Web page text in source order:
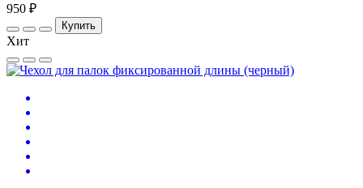
950 ₽
Купить
Хит